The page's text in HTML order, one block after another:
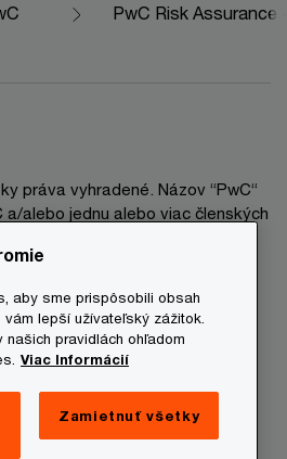
PwC Risk Assurance
práva vyhradené. Názov “PwC“
alebo jednu alebo viac členských
www.pwc.com/structure.
aby sme prispôsobili obsah
lepší užívateľský zážitok.
pravidlách ohľadom
Viac Informácií
Zamietnuť všetky